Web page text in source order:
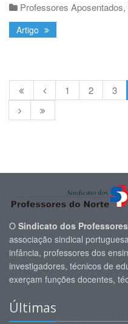
Professores Aposentados,
Artigo
1 2 3
O Sindicato dos
associação sindical
infância, professores dos
investigadores, técnicos de
exerçam funções docentes,
Últimas